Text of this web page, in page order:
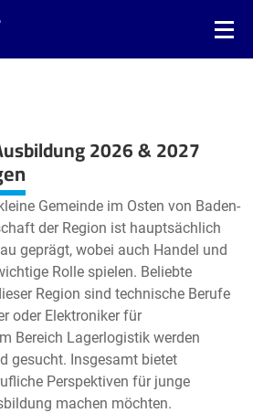
2026 & 2027
Leaflet | ©OpenStreetMap2contributors
Gemeinde im Osten von Baden-
der Region ist hauptsächlich
geprägt, wobei auch Handel und
Rolle spielen. Beliebte
Region sind technische Berufe
oder Elektroniker für
Bereich Lagerlogistik werden
gesucht. Insgesamt bietet
Perspektiven für junge
machen möchten.